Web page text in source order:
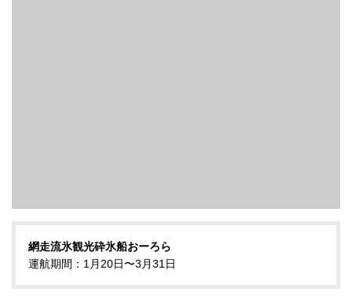
網走流氷観光砕氷船おーろら
運航期間：1月20日〜3月31日